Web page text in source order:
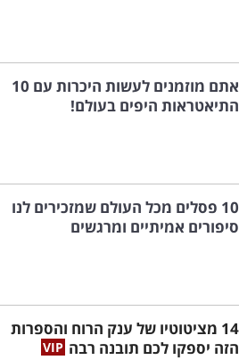
אתם מוזמנים לעשות היכרות עם 10
התיאטראות היפים בעולם!
10 פסלים מכל העולם שמזכירים לנו
סיפורים אמיתיים ומרגשים
14 מציטוטיו של ענק הרוח והספרות
הזה יספקו לכם תובנה רבה